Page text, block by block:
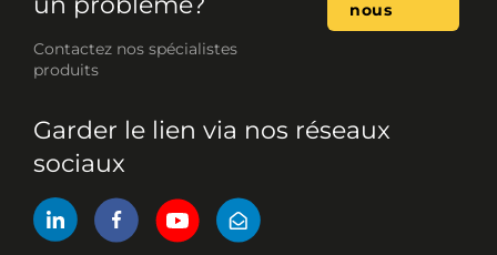
Contactez nos spécialistes
produits
nous
Garder le lien via nos réseaux
sociaux